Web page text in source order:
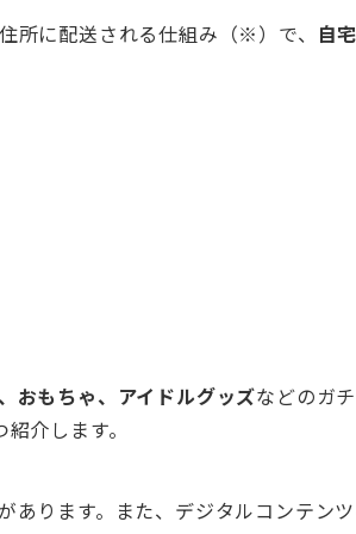
所に配送される仕組み（※）で、 自
おもちゃ、アイドルグッズなどのガ
介します。
ります。また、デジタルコンテン